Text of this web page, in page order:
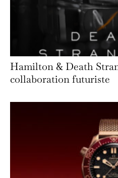
Hamilton & Death
collaboration futuriste